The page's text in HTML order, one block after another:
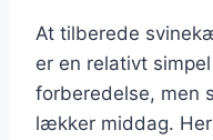
At tilberede
er en relativt
forberedelse, men
lækker middag.